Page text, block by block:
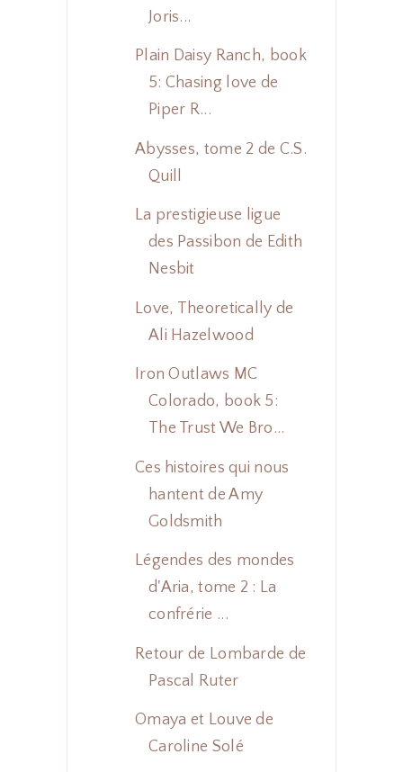
Joris...
Plain Daisy Ranch, book
5: Chasing love de
Piper R...
Abysses, tome 2 de C.S.
Quill
La prestigieuse ligue
des Passibon de Edith
Nesbit
Love, Theoretically de
Ali Hazelwood
Iron Outlaws MC
Colorado, book 5:
The Trust We Bro...
Ces histoires qui nous
hantent de Amy
Goldsmith
Légendes des mondes
d'Aria, tome 2 : La
confrérie ...
Retour de Lombarde de
Pascal Ruter
Omaya et Louve de
Caroline Solé